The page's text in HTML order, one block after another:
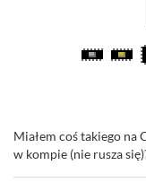
Miałem coś takiego na
w kompie (nie rusza